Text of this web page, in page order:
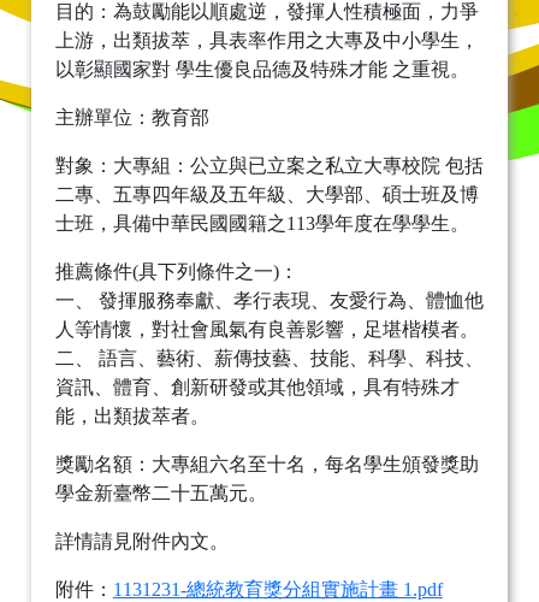
目的：為鼓勵能以順處逆，發揮人性積極面，力爭
上游，出類拔萃，具表率作用之大專及中小學生，
以彰顯國家對 學生優良品德及特殊才能 之重視。
主辦單位：教育部
對象：大專組：公立與已立案之私立大專校院 包括
二專、五專四年級及五年級、大學部、碩士班及博
士班，具備中華民國國籍之113學年度在學學生。
推薦條件(具下列條件之一)：
一、 發揮服務奉獻、孝行表現、友愛行為、體恤他
人等情懷，對社會風氣有良善影響，足堪楷模者。
二、 語言、藝術、薪傳技藝、技能、科學、科技、
資訊、體育、創新研發或其他領域，具有特殊才
能，出類拔萃者。
獎勵名額：大專組六名至十名，每名學生頒發獎助
學金新臺幣二十五萬元。
詳情請見附件內文。
附件： 1131231-總統教育獎分組實施計畫 1.pdf